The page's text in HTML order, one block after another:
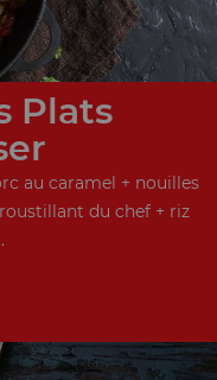
Plats
au caramel + nouilles
du chef + riz